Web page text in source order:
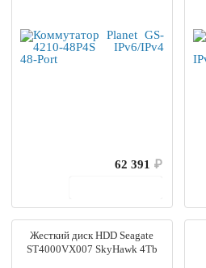
62 391 ₽
Жесткий диск HDD Seagate
ST4000VX007 SkyHawk 4Tb